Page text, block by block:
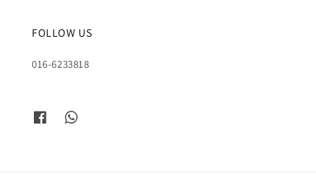
FOLLOW US
016-6233818